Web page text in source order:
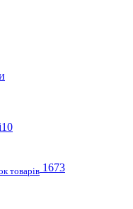
10
товарів 1673